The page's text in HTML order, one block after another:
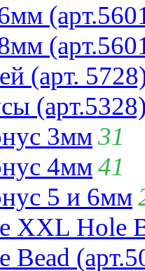
(арт.
3мм31
4мм41
5 и 6мм
XXL Hole
Bead